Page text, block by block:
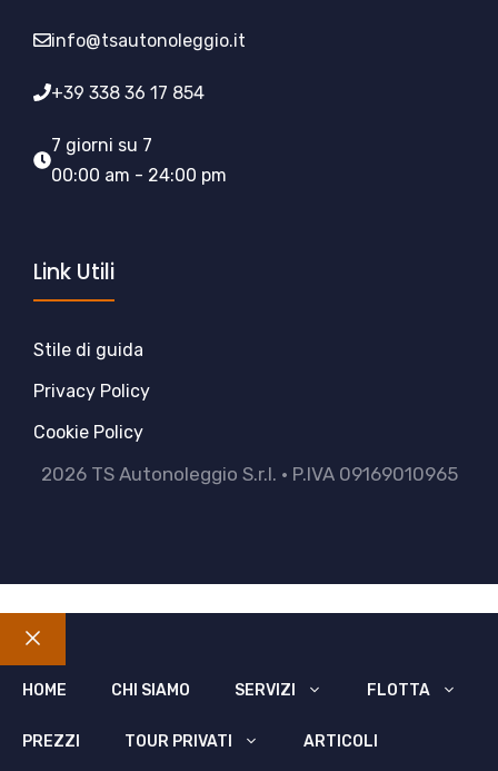
info@tsautonoleggio.it
+39 338 36 17 854
7 giorni su 7
00:00 am - 24:00 pm
Link Utili
Stile di guida
Privacy Policy
Cookie Policy
2026 TS Autonoleggio S.r.l. • P.IVA 09169010965
Chiudi
HOME CHI SIAMO SERVIZI FLOTTA
PREZZI TOUR PRIVATI ARTICOLI